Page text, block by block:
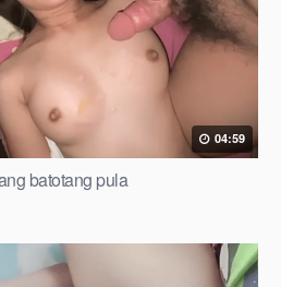
04:59
batotang pula